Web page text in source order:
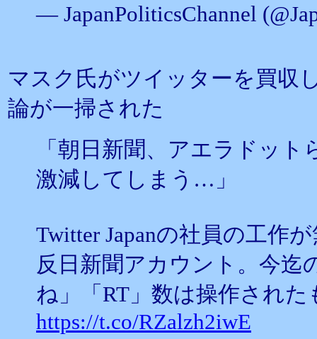
— JapanPoliticsChannel
マスク氏がツイッターを買収
論が一掃された
「朝日新聞、アエラドッ
激減してしまう…」
Twitter Japanの社員の工作
反日新聞アカウント。今迄
ね」「RT」数は操作され
https://t.co/RZalzh2iwE